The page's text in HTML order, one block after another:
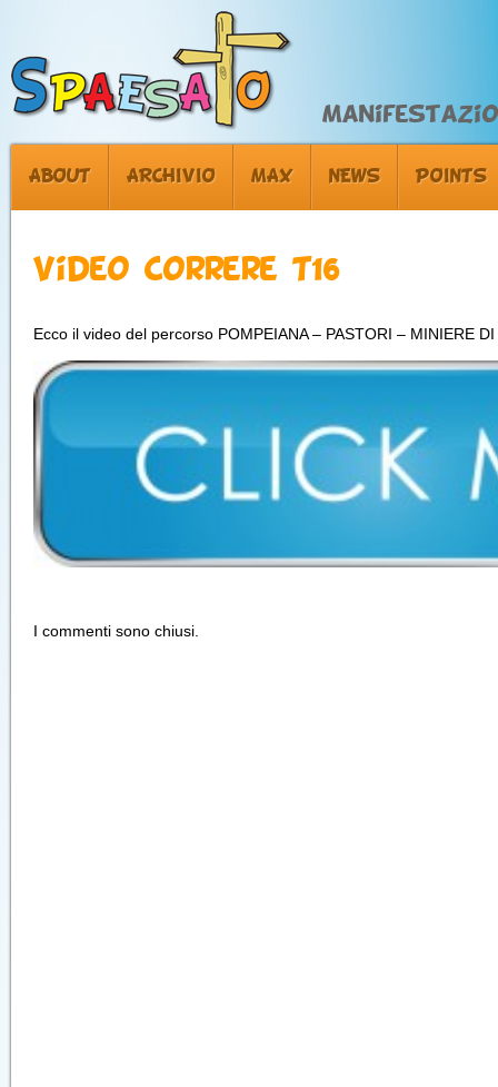
ABOUT ARCHIVIO MAX NEWS POINTS
Video Correre T16
Ecco il video del percorso POMPEIANA – PASTORI – MINIERE
I commenti sono chiusi.